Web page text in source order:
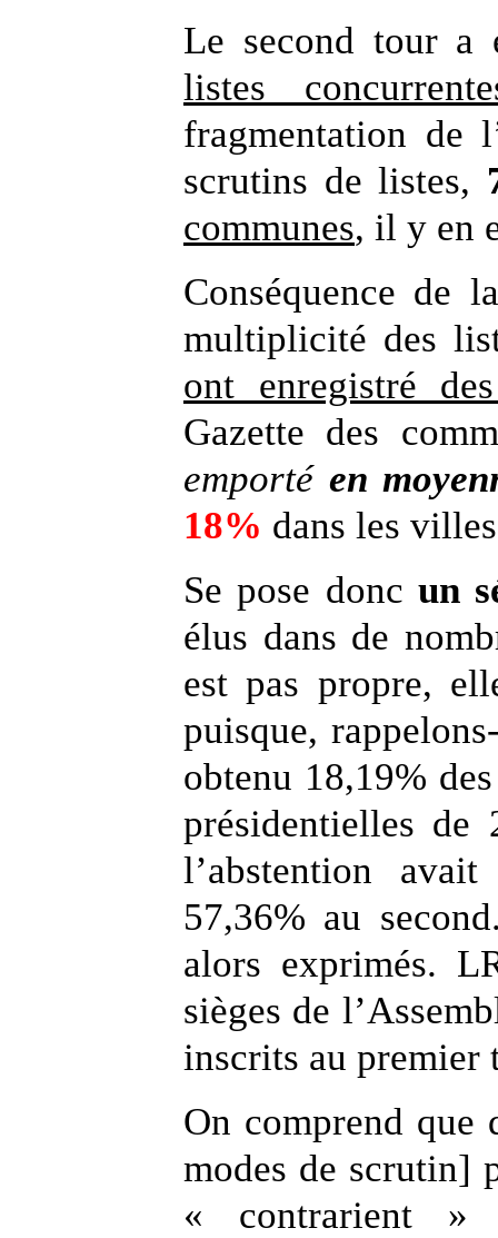
Le second tour a
listes
fragmentation de
scrutins de listes,
communes, il y en
Conséquence de
multiplicité des
ont enregistré
Gazette des
emporté en
18% dans les
Se pose donc un
élus dans de
est pas propre,
puisque,
obtenu 18,19%
présidentielles
l’abstention
57,36% au
alors exprimés.
sièges de
inscrits au premier
On comprend que
modes de scrutin]
« contrarient »